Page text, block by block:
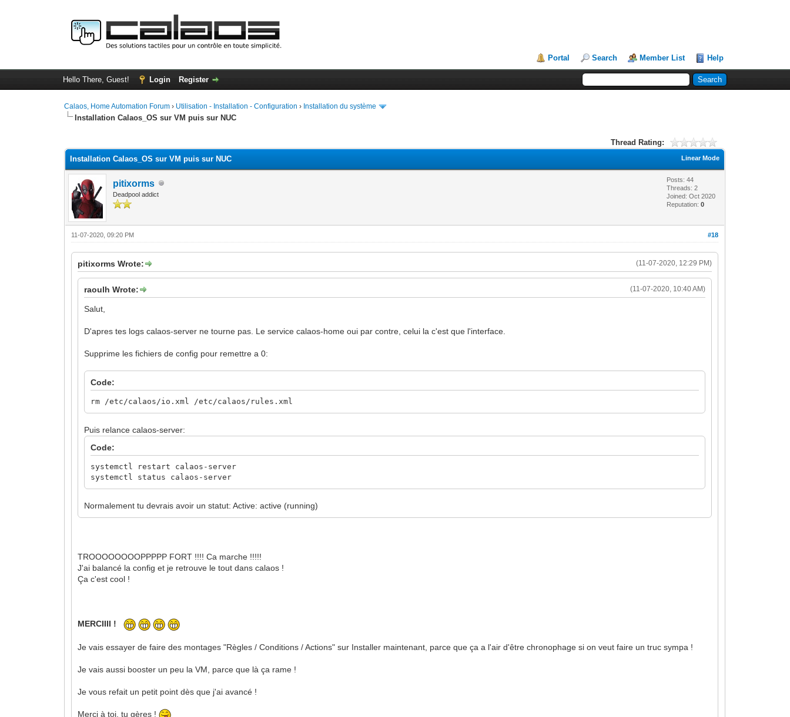
Portal Search Member List Help
Hello There, Guest! Login Register
Calaos, Home Automation Forum › Utilisation - Installation - Configuration › Installation du système
Installation Calaos_OS sur VM puis sur NUC
Thread Rating:
Linear Mode
Installation Calaos_OS sur VM puis sur NUC
pitixorms
Deadpool addict
Posts: 44
Threads: 2
Joined: Oct 2020
Reputation:0
#18
11-07-2020, 09:20 PM
(11-07-2020, 12:29 PM)
pitixorms Wrote:
(11-07-2020, 10:40 AM)
raoulh Wrote:
Salut,
D'apres tes logs calaos-server ne tourne pas. Le service calaos-home oui par contre, celui la c'est que l'interface.
Supprime les fichiers de config pour remettre a 0:
Code:
rm /etc/calaos/io.xml /etc/calaos/rules.xml
Puis relance calaos-server:
Code:
systemctl restart calaos-server
systemctl status calaos-server
Normalement tu devrais avoir un statut: Active: active (running)
TROOOOOOOOPPPPP FORT !!!! Ca marche !!!!!
J'ai balancé la config et je retrouve le tout dans calaos !
Ça c'est cool !
MERCIIII !
Je vais essayer de faire des montages "Règles / Conditions / Actions" sur Installer maintenant, parce que ça a l'air d'être chronophage si on veut faire un truc sympa !
Je vais aussi booster un peu la VM, parce que là ça rame !
Je vous refait un petit point dès que j'ai avancé !
Merci à toi, tu gères !